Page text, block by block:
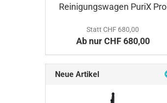
Reinigungswagen PuriX Pro
Statt CHF 680,00
Ab nur CHF 680,00
Neue Artikel